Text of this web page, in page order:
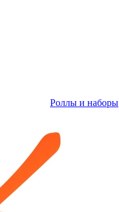
Роллы и наборы